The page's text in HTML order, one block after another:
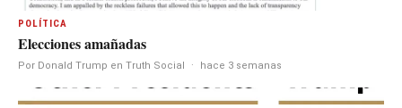
POLÍTICA
Elecciones amañadas
Por Donald Trump en Truth Social · hace 3 semanas